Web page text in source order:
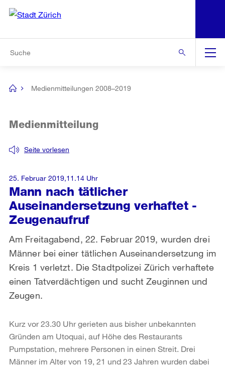
Navigation
[no
Medienmitteilungen 2008–2019
Mann nach tätlicher
Auseinandersetzung verhaftet -
Zeugenaufruf
Seite vorlesen
Medienmitteilung
Am Freitagabend, 22. Februar 2019, wurden drei
Männer bei einer tätlichen Auseinandersetzung im
Kreis 1 verletzt. Die Stadtpolizei Zürich verhaftete
einen Tatverdächtigen und sucht Zeuginnen und
Zeugen.
25. Februar 2019,11.14 Uhr
Kurz vor 23.30 Uhr gerieten aus bisher unbekannten
Gründen am Utoquai, auf Höhe des Restaurants
Pumpstation, mehrere Personen in einen Streit. Drei
Männer im Alter von 19, 21 und 23 Jahren wurden dabei